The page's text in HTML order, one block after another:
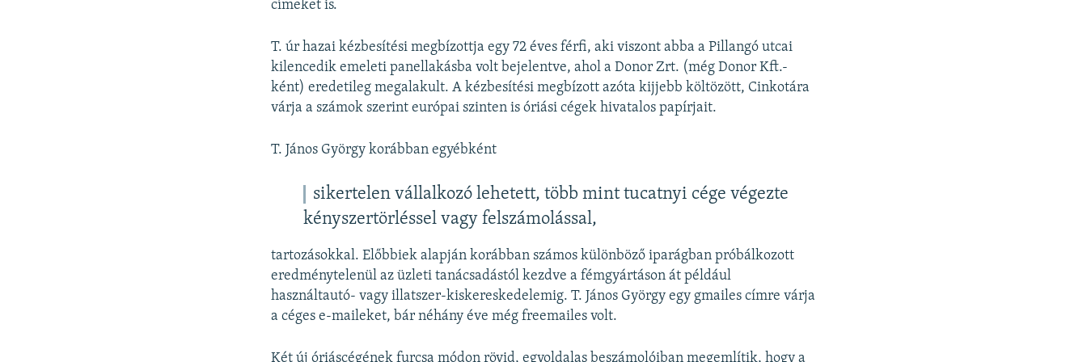
címeket is.
T. úr hazai kézbesítési megbízottja egy 72 éves férfi, aki viszont abba a Pillangó utcai
kilencedik emeleti panellakásba volt bejelentve, ahol a Donor Zrt. (még Donor Kft.-
ként) eredetileg megalakult. A kézbesítési megbízott azóta kijjebb költözött, Cinkotára
várja a számok szerint európai szinten is óriási cégek hivatalos papírjait.
T. János György korábban egyébként
sikertelen vállalkozó lehetett, több mint tucatnyi cége végezte
kényszertörléssel vagy felszámolással,
tartozásokkal. Előbbiek alapján korábban számos különböző iparágban próbálkozott
eredménytelenül az üzleti tanácsadástól kezdve a fémgyártáson át például
használtautó- vagy illatszer-kiskereskedelemig. T. János György egy gmailes címre várja
a céges e-maileket, bár néhány éve még freemailes volt.
Két új óriáscégének furcsa módon rövid, egyoldalas beszámolóiban megemlítik, hogy a